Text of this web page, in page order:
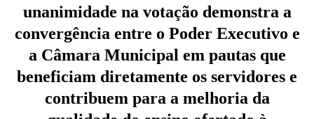
unanimidade na votação demonstra a
convergência entre o Poder Executivo e
a Câmara Municipal em pautas que
beneficiam diretamente os servidores e
contribuem para a melhoria da